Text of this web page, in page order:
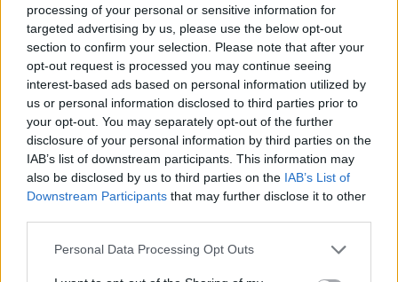
processing of your personal or sensitive information for
targeted advertising by us, please use the below opt-out
section to confirm your selection. Please note that after your
opt-out request is processed you may continue seeing
interest-based ads based on personal information utilized by
us or personal information disclosed to third parties prior to
your opt-out. You may separately opt-out of the further
disclosure of your personal information by third parties on the
IAB’s list of downstream participants. This information may
also be disclosed by us to third parties on the IAB’s List of
Downstream Participants that may further disclose it to other
Personal Data Processing Opt Outs
śmierć zamiast życia bez siebie , co czyni ich
uczucie symbolem absolutnej wierności i
oddania. Paradoksalnie to właśnie ich tragiczna
śmierć przynosi skutek, którego nie potrafiły
osiągnąć żadne wcześniejsze próby pojednania.
Widząc konsekwencje wieloletniej nienawiści,
rody Montekich i Kapuletich decydują się
zakończyć konflikt.Miłość bohaterów okazuje
się więc silniejsza niż śmierć, ponieważ jej
skutki trwają także po ich odejściu.
Tragedia